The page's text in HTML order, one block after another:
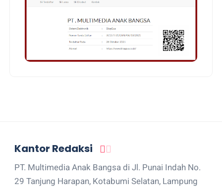
Kantor Redaksi
PT. Multimedia Anak Bangsa di Jl. Punai Indah No.
29 Tanjung Harapan, Kotabumi Selatan, Lampung